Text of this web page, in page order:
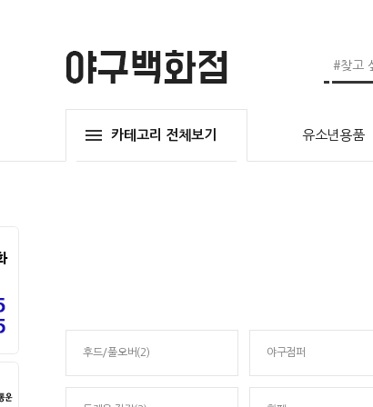
카테고리 전체보기 유소년용품
후드/풀오버(2) 야구점퍼